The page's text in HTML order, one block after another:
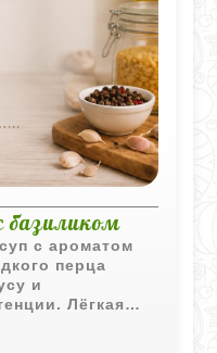
базиликом
с ароматом
перца
и
Лёгкая
блюдо более